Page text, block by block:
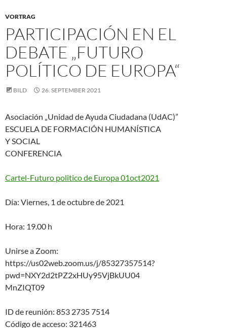
VORTRAG
PARTICIPACIÓN EN EL
DEBATE „FUTURO
POLÍTICO DE EUROPA“
BILD 26. SEPTEMBER 2021
Asociación „Unidad de Ayuda Ciudadana (UdAC)”
ESCUELA DE FORMACIÓN HUMANÍSTICA
Y SOCIAL
CONFERENCIA
Cartel-Futuro politico de Europa 01oct2021
Día: Viernes, 1 de octubre de 2021
Hora: 19.00 h
Unirse a Zoom:
https://us02web.zoom.us/j/85327357514?
pwd=NXY2d2tPZ2xHUy95VjBkUU04
MnZIQT09
ID de reunión: 853 2735 7514
Código de acceso: 321463